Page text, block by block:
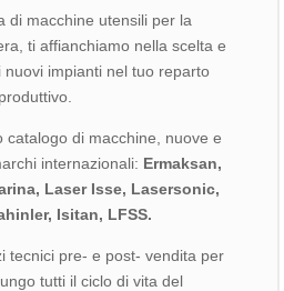
di macchine utensili per la
ti affianchiamo nella scelta e
nuovi impianti nel tuo reparto
produttivo.
catalogo di macchine, nuove e
internazionali: Ermaksan,
Laser Isse, Lasersonic,
Isitan, LFSS.
tecnici pre- e post- vendita per
tutti il ciclo di vita del